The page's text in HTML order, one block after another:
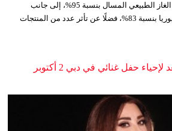
العالمية، مع تراجع صادرات الغاز الطبيعي المسال بنسبة 95%، إلى جانب
انخفاض صادرات أسمدة اليوريا بنسبة 83%، فضلًا عن تأثر عدد من المنتجات
حفل غنائي في دبي 2 أكتوبر